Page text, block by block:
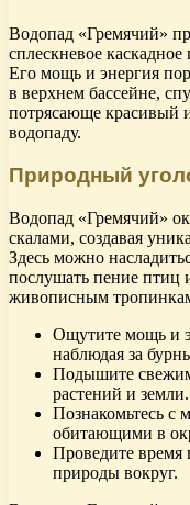
Водопад «Гремячий»
сплескневое
Его мощь и энергия
в верхнем бассейне,
потрясающе красивый
водопаду.
Природный
Водопад «Гремячий»
скалами, создавая
Здесь можно
послушать пение птиц
живописным
Ощутите мощь и
наблюдая за
Подышите
растений и земли.
Познакомьтесь
обитающими в
Проведите время
природы вокруг.